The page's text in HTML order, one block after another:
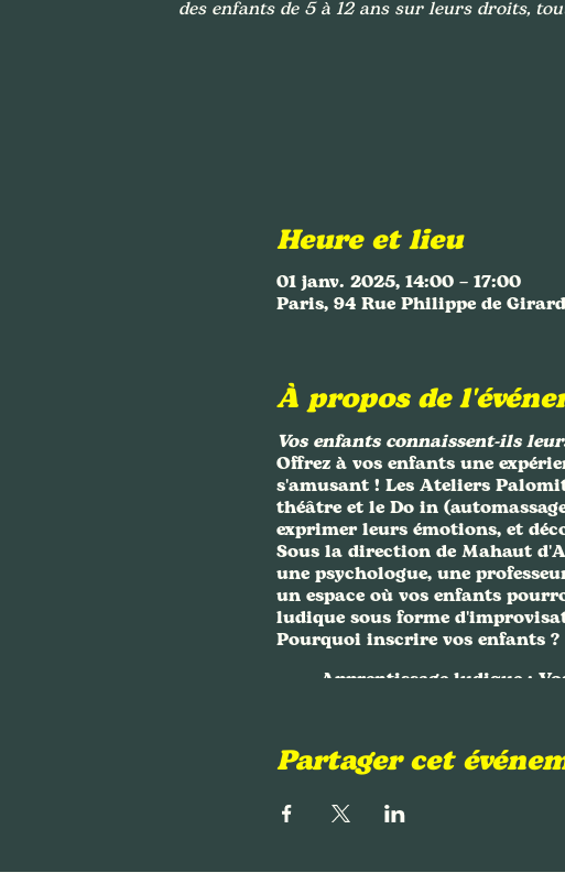
des enfants de 5 à 12 ans sur leurs droits,
Heure et lieu
01 janv. 2025, 14:00 – 17:00
Paris, 94 Rue Philippe de
À propos de
Vos enfants connaissent-ils
Offrez à vos enfants une
s'amusant ! Les Ateliers
théâtre et le Do in
exprimer leurs émotions, et
Sous la direction de Mahaut
une psychologue, une
un espace où vos enfants
ludique sous forme
Pourquoi inscrire vos enfants ?
Apprentissage ludique:
conscience tout en
Encadrement de qualité:
14h à 15h (10 à 12 ans)
Partager cet